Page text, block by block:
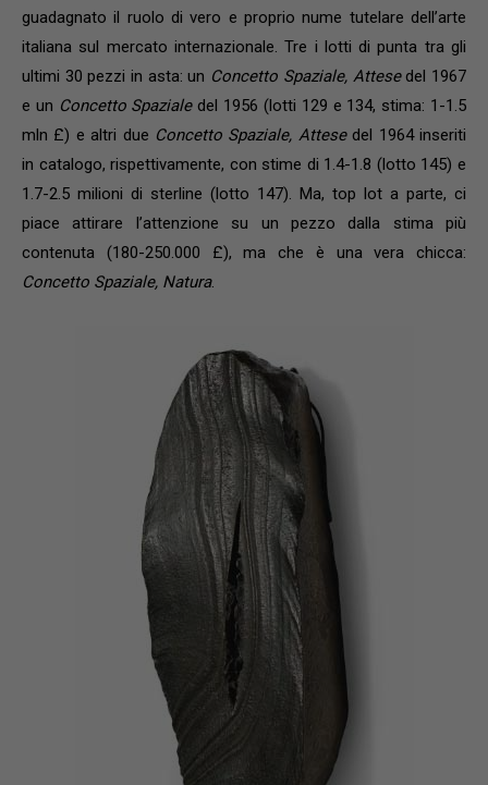
guadagnato il ruolo di vero e proprio nume tutelare dell’arte
italiana sul mercato internazionale. Tre i lotti di punta tra gli
ultimi 30 pezzi in asta: un Concetto Spaziale, Attesedel 1967
e un Concetto Spazialedel 1956 (lotti 129 e 134, stima: 1-1.5
mln £) e altri due Concetto Spaziale, Attesedel 1964 inseriti
in catalogo, rispettivamente, con stime di 1.4-1.8 (lotto 145) e
1.7-2.5 milioni di sterline (lotto 147). Ma, top lot a parte, ci
piace attirare l’attenzione su un pezzo dalla stima più
contenuta (180-250.000 £), ma che è una vera chicca:
Concetto Spaziale, Natura.